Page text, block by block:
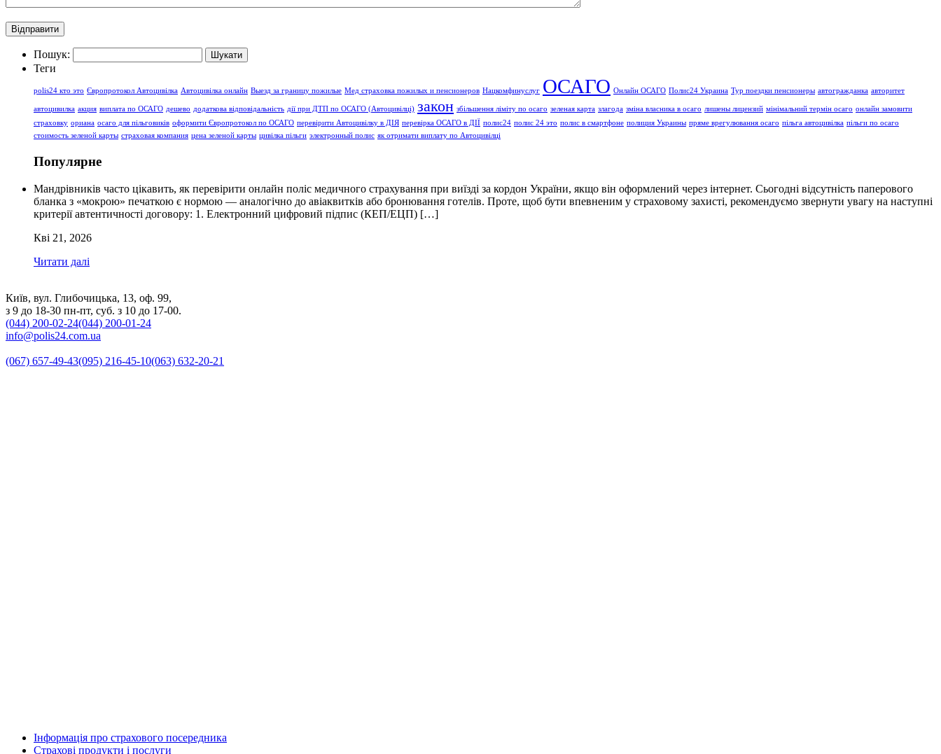
Пошук:
Теги
polis24 кто это Європротокол Автоцивілка Автоцивілка онлайн Выезд за границу пожилые Мед страховка пожилых и пенсионеров Нацкомфинуслуг ОСАГО Онлайн ОСАГО Полис24 Украина Тур поездки пенсионеры автогражданка авторитет
автоцивилка акция виплата по ОСАГО дешево додаткова відповідальність дії при ДТП по ОСАГО (Автоцивілці) закон збільшення ліміту по осаго зеленая карта злагода зміна власника в осаго лишены лицензий мінімальний термін осаго онлайн замовити
страховку ориана осаго для пільговиків оформити Європротокол по ОСАГО перевірити Автоцивілку в ДІЯ перевірка ОСАГО в ДІЇ полис24 полис 24 это полис в смартфоне полиция Украины пряме врегулювання осаго пільга автоцивілка пільги по осаго
стоимость зеленой карты страховая компания цена зеленой карты цивілка пільги электронный полис як отримати виплату по Автоцивілці
Популярне
Мандрівників часто цікавить, як перевірити онлайн поліс медичного страхування при виїзді за кордон України, якщо він оформлений через інтернет. Сьогодні відсутність паперового
бланка з «мокрою» печаткою є нормою — аналогічно до авіаквитків або бронювання готелів. Проте, щоб бути впевненим у страховому захисті, рекомендуємо звернути увагу на наступні
критерії автентичності договору: 1. Електронний цифровий підпис (КЕП/ЕЦП) […]
Кві 21, 2026
Читати далі
Київ, вул. Глибочицька, 13, оф. 99,
з 9 до 18-30 пн-пт, суб. з 10 до 17-00.
(044) 200-02-24(044) 200-01-24
info@polis24.com.ua
(067) 657-49-43(095) 216-45-10(063) 632-20-21
Інформація про страхового посередника
Страхові продукти і послуги